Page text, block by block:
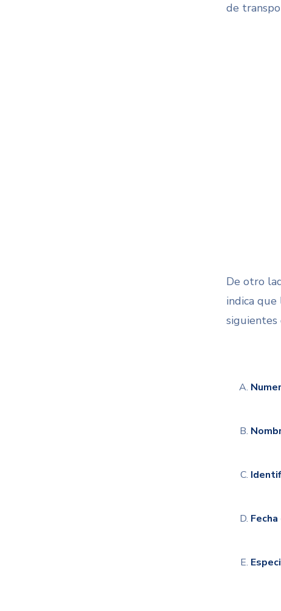
de
De otro
indica
siguientes
-